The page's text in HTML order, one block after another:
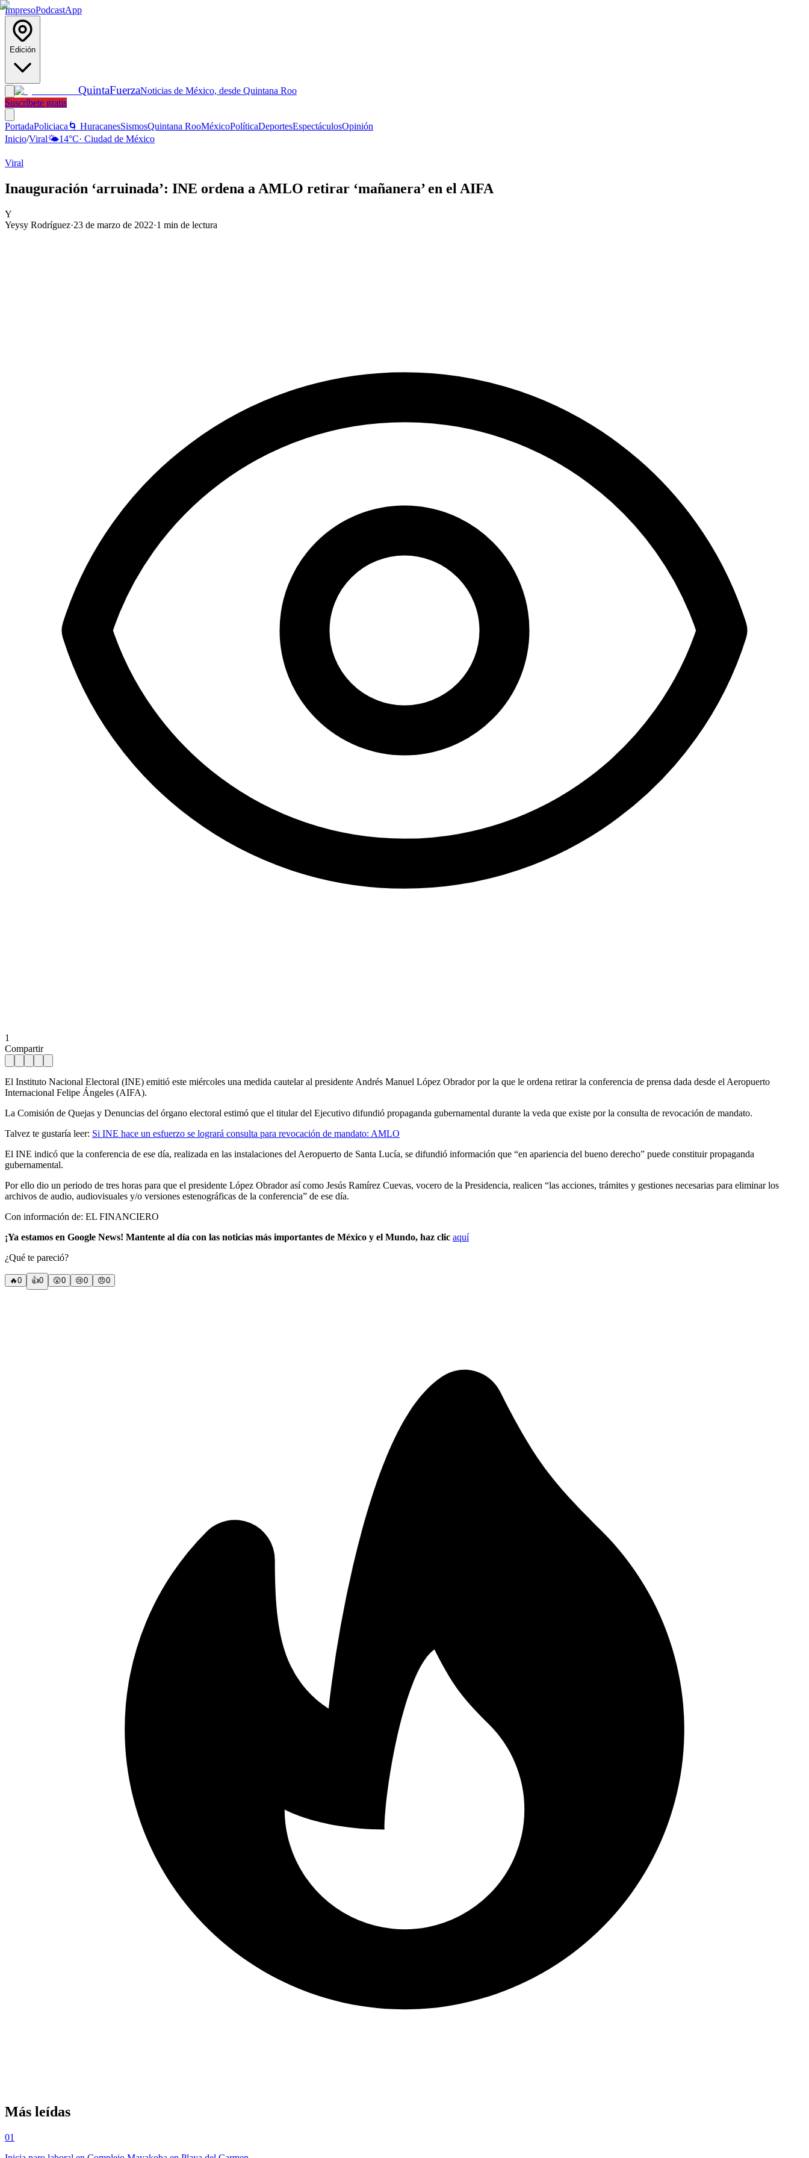
ImpresoPodcastApp
Edición
QuintaFuerzaNoticias de México, desde Quintana Roo
Suscríbete gratis
PortadaPoliciaca 🌀 HuracanesSismosQuintana RooMéxicoPolíticaDeportesEspectáculosOpinión
Inicio/Viral🌤️14°C· Ciudad de México
Viral
Inauguración ‘arruinada’: INE ordena a AMLO retirar ‘mañanera’ en el AIFA
Y
Yeysy Rodríguez·23 de marzo de 2022·1 min de lectura
1
Compartir
El Instituto Nacional Electoral (INE) emitió este miércoles una medida cautelar al presidente Andrés Manuel López Obrador por la que le ordena retirar la conferencia de prensa dada desde el Aeropuerto
Internacional Felipe Ángeles (AIFA).
La Comisión de Quejas y Denuncias del órgano electoral estimó que el titular del Ejecutivo difundió propaganda gubernamental durante la veda que existe por la consulta de revocación de mandato.
Talvez te gustaría leer: Si INE hace un esfuerzo se logrará consulta para revocación de mandato: AMLO
El INE indicó que la conferencia de ese día, realizada en las instalaciones del Aeropuerto de Santa Lucía, se difundió información que “en apariencia del bueno derecho” puede constituir propaganda
gubernamental.
Por ello dio un periodo de tres horas para que el presidente López Obrador así como Jesús Ramírez Cuevas, vocero de la Presidencia, realicen “las acciones, trámites y gestiones necesarias para eliminar los
archivos de audio, audiovisuales y/o versiones estenográficas de la conferencia” de ese día.
Con información de: EL FINANCIERO
¡Ya estamos en Google News! Mantente al día con las noticias más importantes de México y el Mundo, haz clic aquí
¿Qué te pareció?
🔥0 👍0 😲0 😢0 😠0
Más leídas
01